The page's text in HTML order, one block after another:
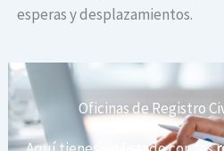
esperas y desplazamientos.
Oficinas de Registro